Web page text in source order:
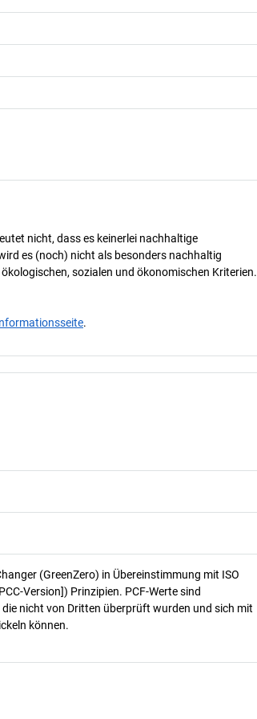
nicht, dass es keinerlei nachhaltige
es (noch) nicht als besonders nachhaltig
sozialen und ökonomischen Kriterien.
.
(GreenZero) in Übereinstimmung mit ISO
Version]) Prinzipien. PCF-Werte sind
nicht von Dritten überprüft wurden und sich mit
können.